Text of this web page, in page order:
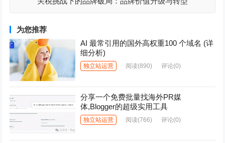
为您推荐
AI 最常引用的国外高权重100 个域名 (详
细分析)
独立站运营 阅读(890) 评论(0)
分享一个免费批量找海外PR媒
体,Blogger的超级实用工具
独立站运营 阅读(766) 评论(0)